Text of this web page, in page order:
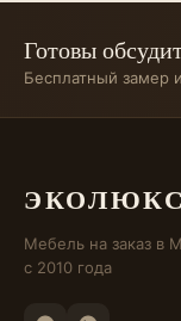
Готовы
Бесплатный замер
ЭКОЛЮКС
Мебель на заказ в
с 2010 года